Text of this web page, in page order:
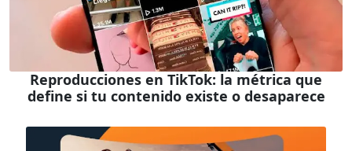
Reproducciones en TikTok: la métrica que
define si tu contenido existe o desaparece